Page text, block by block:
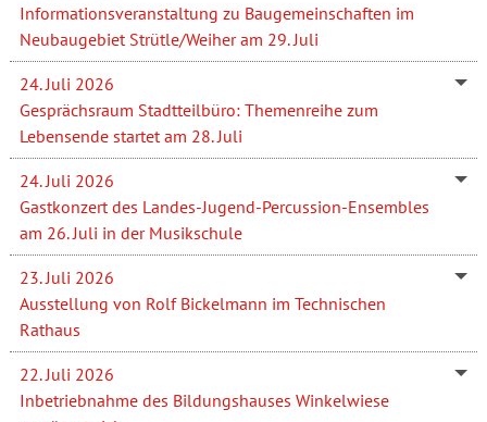
Informationsveranstaltung zu Baugemeinschaften im
Neubaugebiet Strütle/Weiher am 29. Juli
24. Juli 2026
Gesprächsraum Stadtteilbüro: Themenreihe zum
Lebensende startet am 28. Juli
24. Juli 2026
Gastkonzert des Landes-Jugend-Percussion-Ensembles
am 26. Juli in der Musikschule
23. Juli 2026
Ausstellung von Rolf Bickelmann im Technischen
Rathaus
22. Juli 2026
Inbetriebnahme des Bildungshauses Winkelwiese